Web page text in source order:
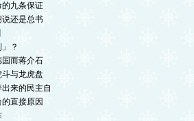
的九条保证
说还是总书
？
国而蒋介石
斗与龙虎盘
来的民主自
直接原因